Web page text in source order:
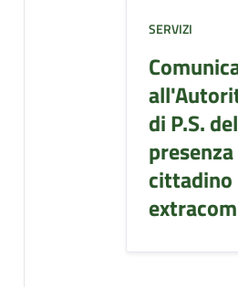
SERVIZI
di P.S.
cittadino